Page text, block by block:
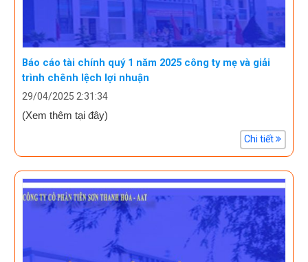
Báo cáo tài chính quý 1 năm 2025 công ty mẹ và giải
trình chênh lệch lợi nhuận
29/04/2025 2:31:34
(Xem thêm tại đây)
Chi tiết